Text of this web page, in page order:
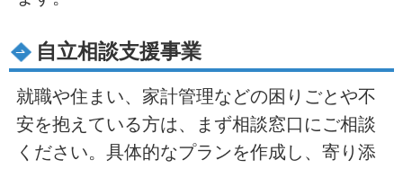
自立相談支援事業
就職や住まい、家計管理などの困りごとや不
安を抱えている方は、まず相談窓口にご相談
ください。具体的なプランを作成し、寄り添